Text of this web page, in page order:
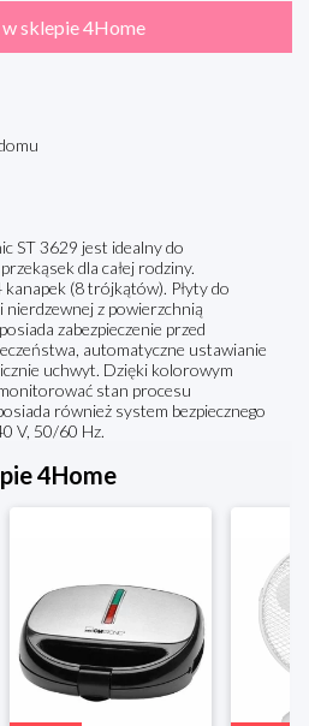
sklepie 4Home
ST 3629 jest idealny do
dla całej rodziny.
(8 trójkątów). Płyty do
nierdzewnej z powierzchnią
zabezpieczenie przed
automatyczne ustawianie
uchwyt. Dzięki kolorowym
stan procesu
również system bezpiecznego
V, 50/60 Hz.
4Home